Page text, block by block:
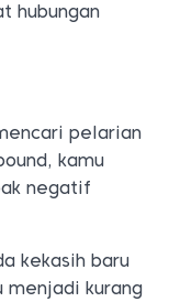
hubungan
pelarian
kamu
negatif
kekasih baru
menjadi kurang